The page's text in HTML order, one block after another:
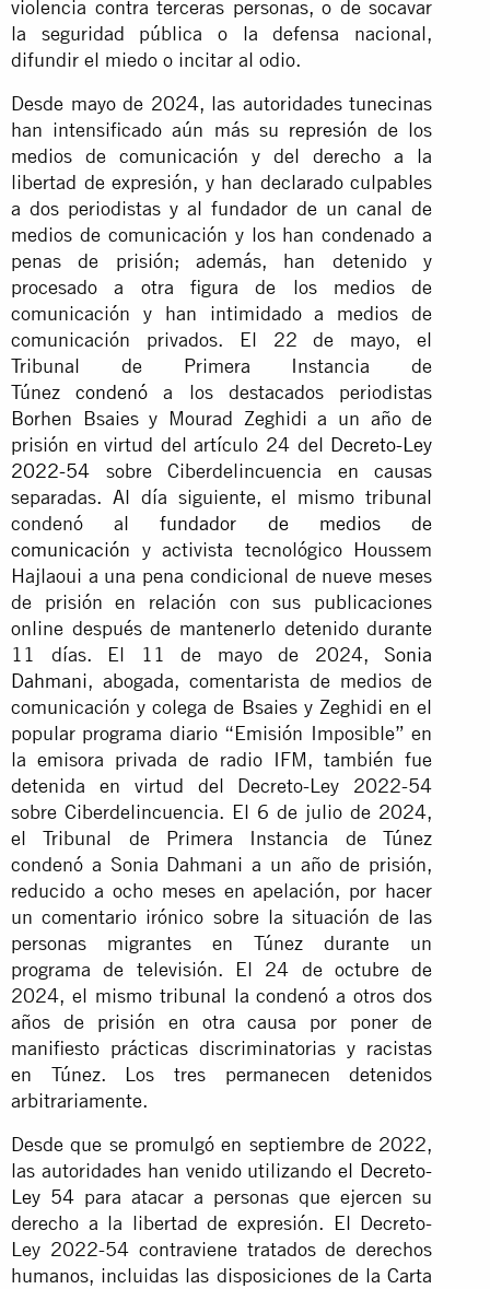
violencia contra terceras personas, o de socavar
la seguridad pública o la defensa nacional,
difundir el miedo o incitar al odio.
Desde mayo de 2024, las autoridades tunecinas
han intensificado aún más su represión de los
medios de comunicación y del derecho a la
libertad de expresión, y han declarado culpables
a dos periodistas y al fundador de un canal de
medios de comunicación y los han condenado a
penas de prisión; además, han detenido y
procesado a otra figura de los medios de
comunicación y han intimidado a medios de
comunicación privados. El 22 de mayo, el
Tribunal de Primera Instancia de
Túnezcondenó a los destacados periodistas
Borhen Bsaies y Mourad Zeghidi a un año de
prisión en virtud del artículo 24 del Decreto-Ley
2022-54 sobre Ciberdelincuencia en causas
separadas. Al día siguiente, el mismo tribunal
condenó alfundador de medios de
comunicación y activista tecnológico Houssem
Hajlaoui a una pena condicional de nueve meses
de prisión en relación con sus publicaciones
online después de mantenerlo detenido durante
11 días. El 11 de mayo de 2024, Sonia
Dahmani, abogada, comentarista de medios de
comunicación y colega de Bsaies y Zeghidi en el
popular programa diario “Emisión Imposible” en
la emisora privada de radio IFM, también fue
detenida en virtud del Decreto-Ley 2022-54
sobre Ciberdelincuencia. El 6 de julio de 2024,
el Tribunal de Primera Instancia de Túnez
condenó a Sonia Dahmani a un año de prisión,
reducido a ocho meses en apelación, por hacer
un comentario irónico sobre la situación de las
personas migrantes en Túnez durante un
programa de televisión. El 24 de octubre de
2024, el mismo tribunal la condenó a otros dos
años de prisión en otra causa por poner de
manifiesto prácticas discriminatorias y racistas
en Túnez. Los tres permanecen detenidos
arbitrariamente.
Desde que se promulgó en septiembre de 2022,
las autoridades han venido utilizando el Decreto-
Ley 54 para atacar a personas que ejercen su
derecho a la libertad de expresión. El Decreto-
Ley 2022-54 contraviene tratados de derechos
humanos, incluidas las disposiciones de la Carta